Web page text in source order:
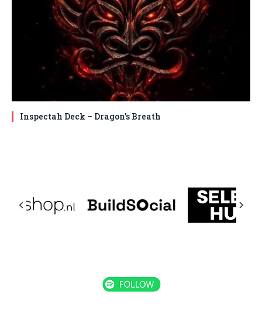
Inspectah Deck – Dragon’s Breath